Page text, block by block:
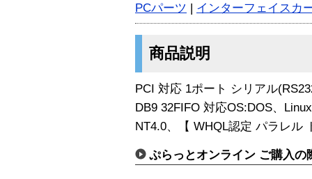
PCパーツ | インターフェイスカ
商品説明
PCI 対応 1ポート シリアル
DB9 32FIFO 対応OS:DOS、
NT4.0、【 WHQL認定 パラレル
ぷらっとオンライン ご購入の